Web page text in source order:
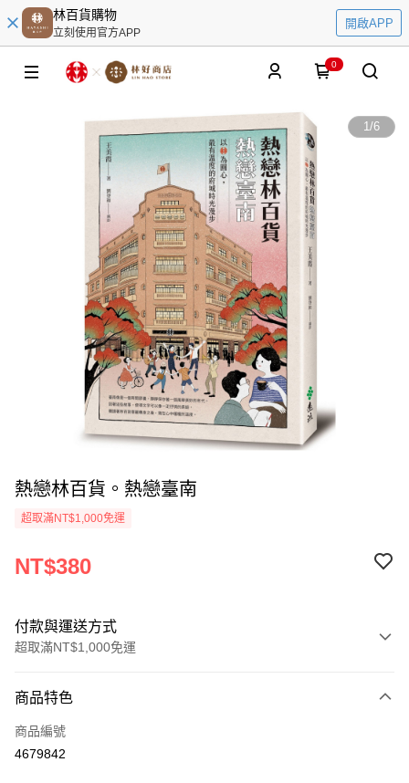
林百貨購物
立刻使用官方APP
開啟APP
0
1/6
熱戀林百貨。熱戀臺南
超取滿NT$1,000免運
NT$380
付款與運送方式
超取滿NT$1,000免運
信用卡一次付款
超商取貨付款
商品特色
商品編號
4679842